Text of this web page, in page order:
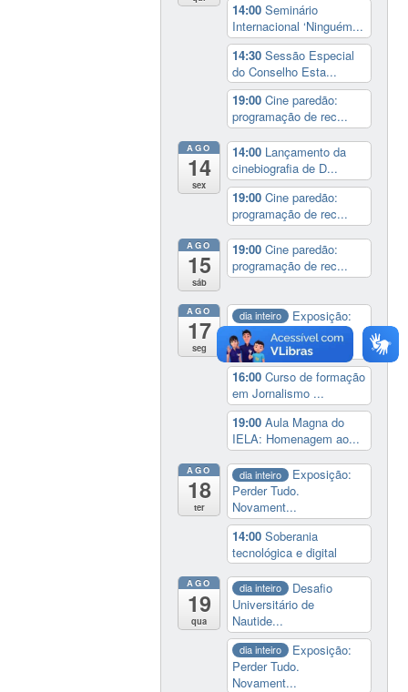
14:00Seminário
Internacional ‘Ninguém...
14:30Sessão Especial
do Conselho Esta...
19:00Cine paredão:
programação de rec...
AGO
14
sex
14:00 Lançamento da
cinebiografia de D...
19:00Cine paredão:
programação de rec...
AGO
15
sáb
19:00Cine paredão:
programação de rec...
AGO
17
seg
dia inteiro
Exposição:
Perder Tudo.
Novament...
16:00Curso de formação
em Jornalismo ...
19:00Aula Magna do
IELA: Homenagem ao...
AGO
18
ter
dia inteiro
Exposição:
Perder Tudo.
Novament...
14:00Soberania
tecnológica e digital
AGO
19
qua
dia inteiro
Desafio
Universitário de
Nautide...
dia inteiro
Exposição:
Perder Tudo.
Novament...